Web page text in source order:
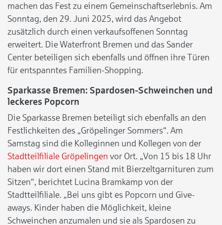
machen das Fest zu einem Gemeinschaftserlebnis. Am
Sonntag, den 29. Juni 2025, wird das Angebot
zusätzlich durch einen verkaufsoffenen Sonntag
erweitert. Die Waterfront Bremen und das Sander
Center beteiligen sich ebenfalls und öffnen ihre Türen
für entspanntes Familien-Shopping.
Sparkasse Bremen: Spardosen-Schweinchen und
leckeres Popcorn
Die Sparkasse Bremen beteiligt sich ebenfalls an den
Festlichkeiten des „Gröpelinger Sommers“. Am
Samstag sind die Kolleginnen und Kollegen von der
Stadtteilfiliale Gröpelingen vor Ort. „Von 15 bis 18 Uhr
haben wir dort einen Stand mit Bierzeltgarnituren zum
Sitzen“, berichtet Lucina Bramkamp von der
Stadtteilfiliale. „Bei uns gibt es Popcorn und Give-
aways. Kinder haben die Möglichkeit, kleine
Schweinchen anzumalen und sie als Spardosen zu